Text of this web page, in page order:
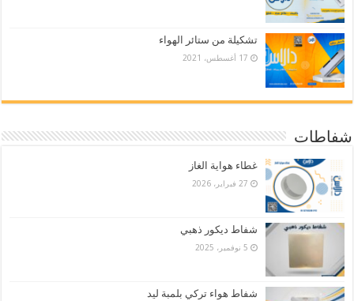
تشكيلة من ستائر الهواء
17 أغسطس، 2021
شفاطات
غطاء هواية الغاز
27 فبراير، 2026
شفاط ديكور ذهبي
5 نوفمبر، 2025
شفاط هواء تركي بلمبة ليد